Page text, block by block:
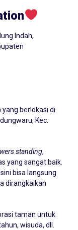
Indah,
yang berlokasi di
Kec.
standing,
yang sangat baik.
bisa langsung
dirangkaikan
taman untuk
wisuda, dll.